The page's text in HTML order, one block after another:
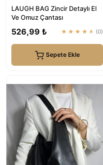
LAUGH BAG Zincir Detaylı El
Ve Omuz Çantası
526,99 ₺ ★★★★★ (0)
Sepete Ekle